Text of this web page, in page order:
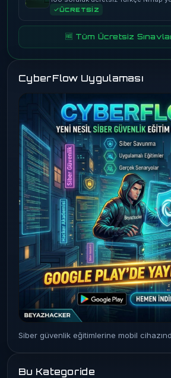
ÜCRETSİZ
🆓 Tüm Ücretsiz
CyberFlow Uygulaması
Siber güvenlik eğitimlerine mobil
Bu Kategoride